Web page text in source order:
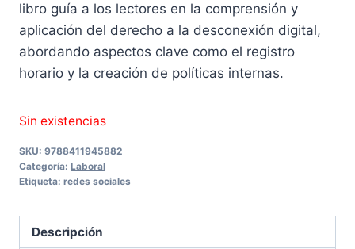
libro guía a los lectores en la comprensión y
aplicación del derecho a la desconexión digital,
abordando aspectos clave como el registro
horario y la creación de políticas internas.
Sin existencias
SKU: 9788411945882
Categoría: Laboral
Etiqueta: redes sociales
Descripción